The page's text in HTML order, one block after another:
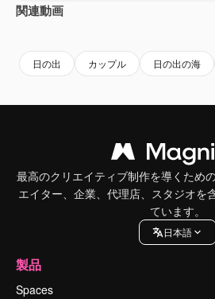
関連動画
日の出 カップル 日の出の海
最高のクリエイティブ制作を導くため
エイター、企業、代理店、スタジオを
ています。
日本語
製品
Spaces